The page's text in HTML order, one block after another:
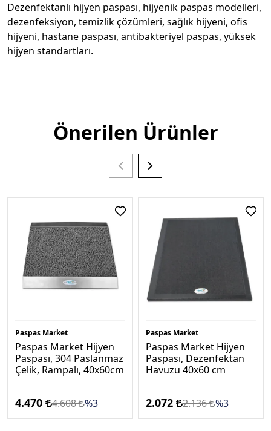
Dezenfektanlı hijyen paspası, hijyenik paspas modelleri,
dezenfeksiyon, temizlik çözümleri, sağlık hijyeni, ofis
hijyeni, hastane paspası, antibakteriyel paspas, yüksek
hijyen standartları.
Önerilen Ürünler
Paspas Market
Paspas Market Hijyen
Paspası, 304 Paslanmaz
Çelik, Rampalı, 40x60cm
4.470 4.608 %3
Paspas Market
Paspas Market Hijyen
Paspası, Dezenfektan
Havuzu 40x60 cm
2.072 2.136 %3